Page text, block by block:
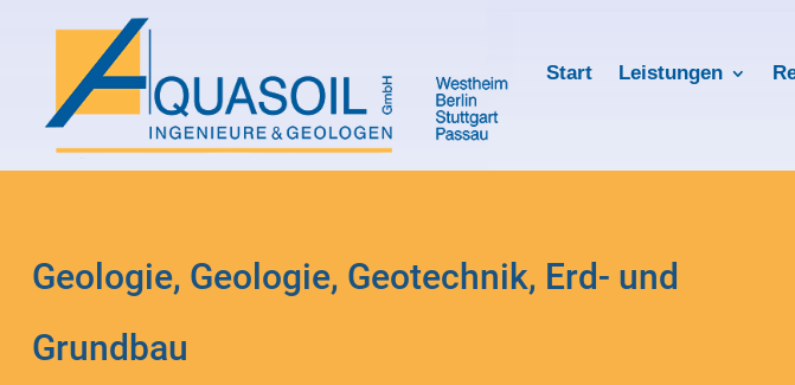
Start Leistungen
Geologie, Geologie, Geotechnik, Erd- und
Grundbau